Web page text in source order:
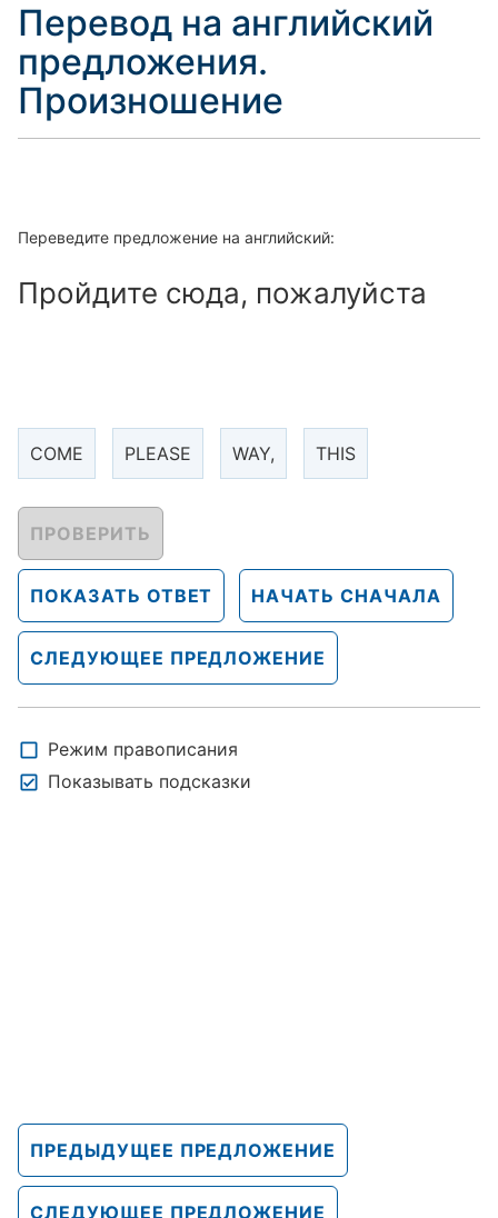
Перевод на английский
предложения.
Произношение
Переведите предложение на английский:
Пройдите сюда, пожалуйста
COME PLEASE WAY, THIS
ПРОВЕРИТЬ
ПОКАЗАТЬ ОТВЕТ НАЧАТЬ СНАЧАЛА
СЛЕДУЮЩЕЕ ПРЕДЛОЖЕНИЕ
Режим правописания
Показывать подсказки
ПРЕДЫДУЩЕЕ ПРЕДЛОЖЕНИЕ
СЛЕДУЮЩЕЕ ПРЕДЛОЖЕНИЕ